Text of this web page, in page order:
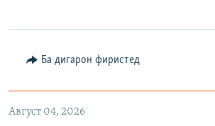
Ба дигарон фиристед
Август 04, 2026